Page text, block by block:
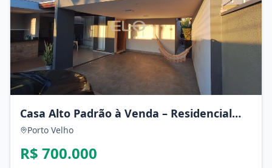
Casa Alto Padrão à Venda – Residencial
Greenville
Porto Velho
R$ 700.000